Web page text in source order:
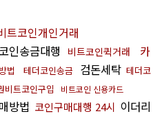
트코인개인거래
인송금대행 비트코인퀵거래
카
법 테더코인송금 검돈세탁 테더코
비트코인구입 비트코인 신용카드
방법 코인구매대행 24시 이더리